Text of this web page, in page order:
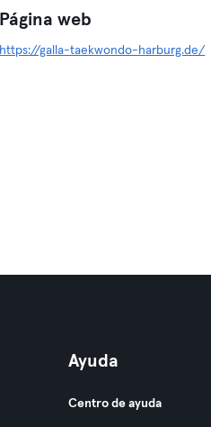
Página web
https://galla-taekwondo-harburg.de/
Ayuda
Centro de ayuda